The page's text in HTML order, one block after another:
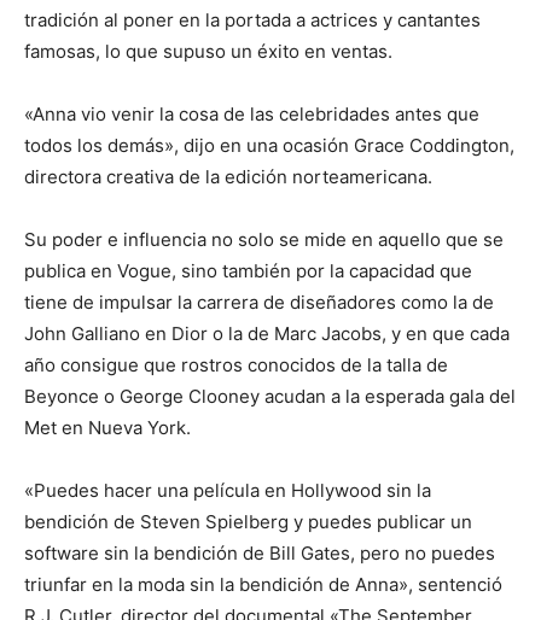
tradición al poner en la portada a actrices y cantantes
famosas, lo que supuso un éxito en ventas.
«Anna vio venir la cosa de las celebridades antes que
todos los demás», dijo en una ocasión Grace Coddington,
directora creativa de la edición norteamericana.
Su poder e influencia no solo se mide en aquello que se
publica en Vogue, sino también por la capacidad que
tiene de impulsar la carrera de diseñadores como la de
John Galliano en Dior o la de Marc Jacobs, y en que cada
año consigue que rostros conocidos de la talla de
Beyonce o George Clooney acudan a la esperada gala del
Met en Nueva York.
«Puedes hacer una película en Hollywood sin la
bendición de Steven Spielberg y puedes publicar un
software sin la bendición de Bill Gates, pero no puedes
triunfar en la moda sin la bendición de Anna», sentenció
R.J. Cutler, director del documental «The September